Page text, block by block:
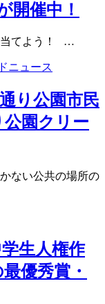
開催中！
当てよう！ …
ニュース
り公園市民
園クリー
ない公共の場所の
生人権作
優秀賞・